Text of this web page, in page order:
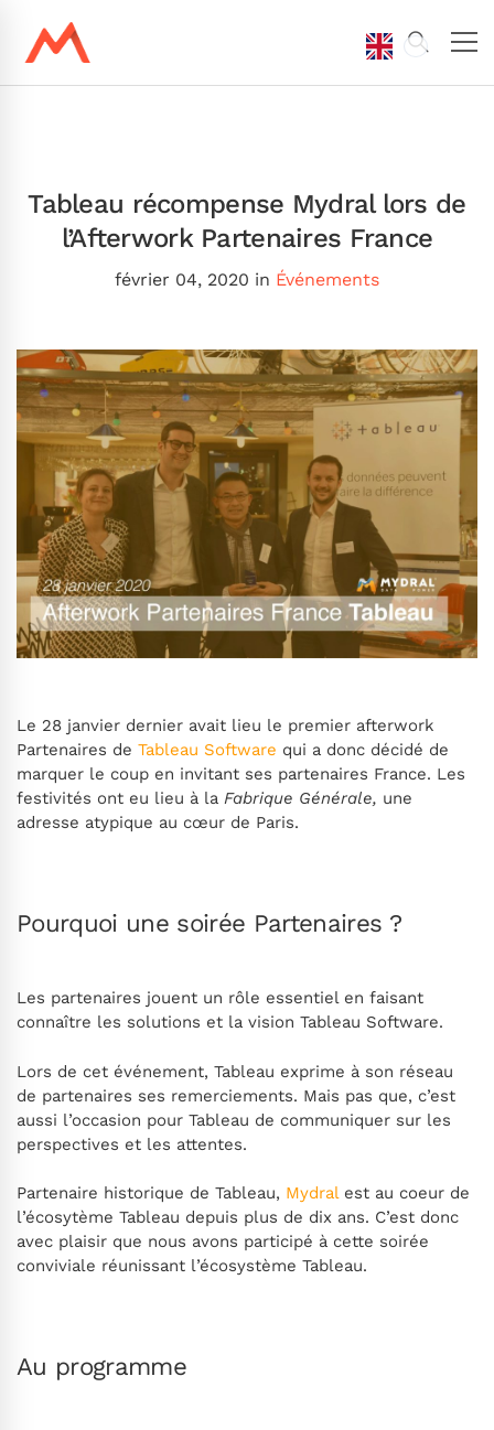
Tableau récompense Mydral lors de
l’Afterwork Partenaires France
février 04, 2020 in Événements
Le 28 janvier dernier avait lieu le premier afterwork
Partenaires de Tableau Software qui a donc décidé de
marquer le coup en invitant ses partenaires France. Les
festivités ont eu lieu à la Fabrique Générale, une
adresse atypique au cœur de Paris.
Pourquoi une soirée Partenaires ?
Les partenaires jouent un rôle essentiel en faisant
connaître les solutions et la vision Tableau Software.
Lors de cet événement, Tableau exprime à son réseau
de partenaires ses remerciements. Mais pas que, c’est
aussi l’occasion pour Tableau de communiquer sur les
perspectives et les attentes.
Partenaire historique de Tableau, Mydral est au coeur de
l’écosytème Tableau depuis plus de dix ans. C’est donc
avec plaisir que nous avons participé à cette soirée
conviviale réunissant l’écosystème Tableau.
Au programme